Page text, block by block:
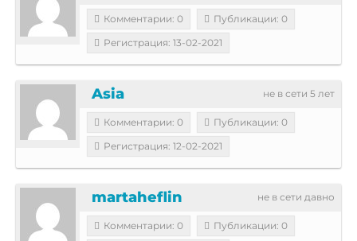
Комментарии: 0
Публикации: 0
Регистрация: 13-02-2021
не в сети 5 лет
Asia
Комментарии: 0
Публикации: 0
Регистрация: 12-02-2021
не в сети давно
martaheflin
Комментарии: 0
Публикации: 0